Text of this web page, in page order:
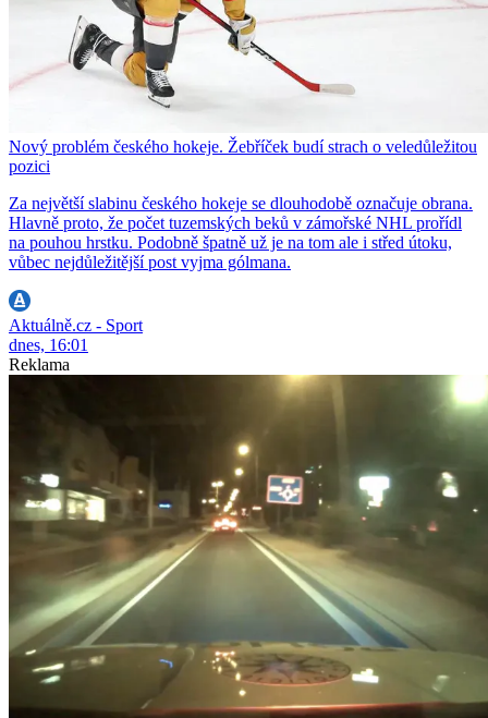
Nový problém českého hokeje. Žebříček budí strach o veledůležitou
pozici
Za největší slabinu českého hokeje se dlouhodobě označuje obrana.
Hlavně proto, že počet tuzemských beků v zámořské NHL prořídl
na pouhou hrstku. Podobně špatně už je na tom ale i střed útoku,
vůbec nejdůležitější post vyjma gólmana.
Aktuálně.cz - Sport
dnes, 16:01
Reklama